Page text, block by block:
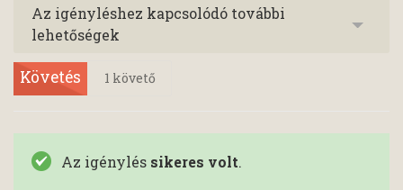
Az igényléshez kapcsolódó további
lehetőségek
Követés 1 követő
Az igénylés sikeres volt.